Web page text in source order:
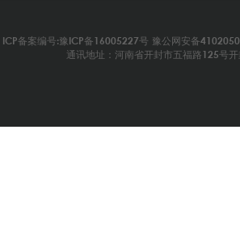
ICP备案编号:豫ICP备16005227号 豫公网安备
通讯地址：河南省开封市五福路125号